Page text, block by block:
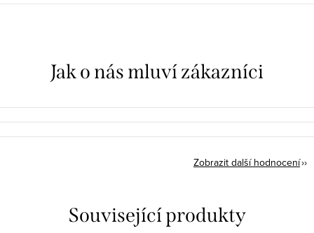
Zobrazit další hodnocení
Související produkty